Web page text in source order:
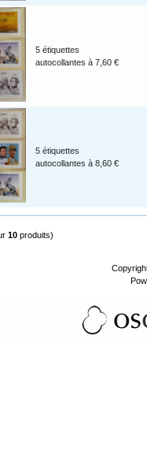
5 étiquettes
autocollantes à 7,60 €
5 étiquettes
autocollantes à 8,60 €
10 produits)